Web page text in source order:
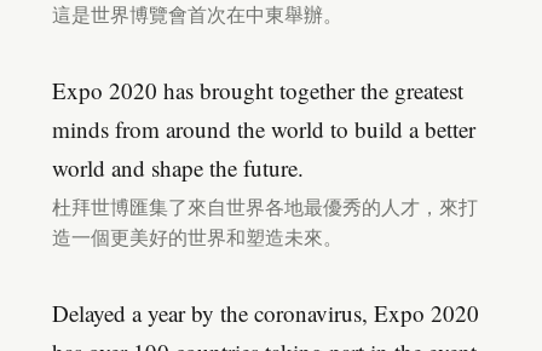
這是世界博覽會首次在中東舉辦。
Expo 2020 has brought together the greatest
minds from around the world to build a better
world and shape the future.
杜拜世博匯集了來自世界各地最優秀的人才，來打
造一個更美好的世界和塑造未來。
Delayed a year by the coronavirus, Expo 2020